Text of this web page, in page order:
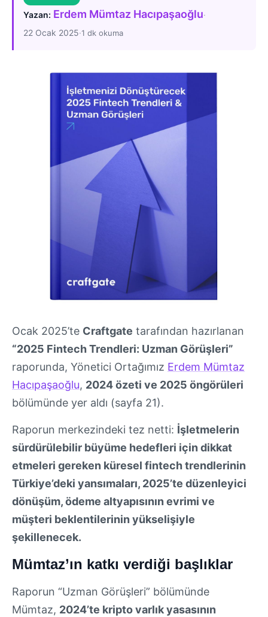
Yazan: Erdem Mümtaz Hacıpaşaoğlu·
22 Ocak 2025·1 dk okuma
Ocak 2025’te Craftgate tarafından hazırlanan
“2025 Fintech Trendleri: Uzman Görüşleri”
raporunda, Yönetici Ortağımız Erdem Mümtaz
Hacıpaşaoğlu, 2024 özeti ve 2025 öngörüleri
bölümünde yer aldı (sayfa 21).
Raporun merkezindeki tez netti: İşletmelerin
sürdürülebilir büyüme hedefleri için dikkat
etmeleri gereken küresel fintech trendlerinin
Türkiye’deki yansımaları, 2025’te düzenleyici
dönüşüm, ödeme altyapısının evrimi ve
müşteri beklentilerinin yükselişiyle
şekillenecek.
Mümtaz’ın katkı verdiği başlıklar
Raporun “Uzman Görüşleri” bölümünde
Mümtaz, 2024’te kripto varlık yasasının